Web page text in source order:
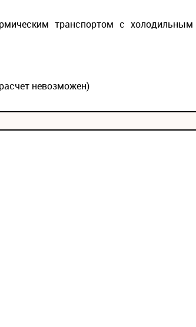
транспортом с холодильным
невозможен)